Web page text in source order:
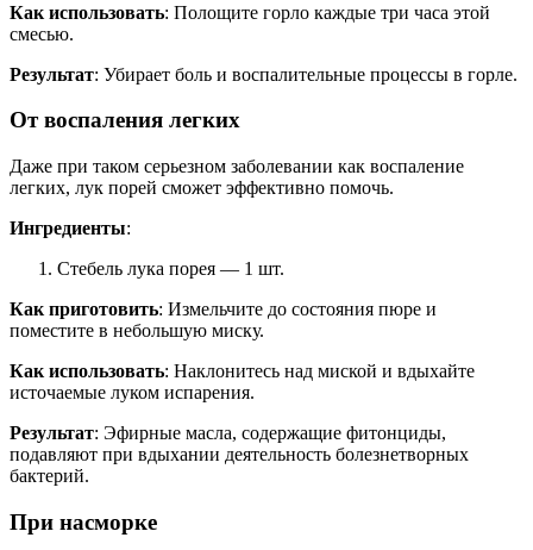
Как использовать: Полощите горло каждые три часа этой
смесью.
Результат: Убирает боль и воспалительные процессы в горле.
От воспаления легких
Даже при таком серьезном заболевании как воспаление
легких, лук порей сможет эффективно помочь.
Ингредиенты:
Стебель лука порея — 1 шт.
Как приготовить: Измельчите до состояния пюре и
поместите в небольшую миску.
Как использовать: Наклонитесь над миской и вдыхайте
источаемые луком испарения.
Результат: Эфирные масла, содержащие фитонциды,
подавляют при вдыхании деятельность болезнетворных
бактерий.
При насморке